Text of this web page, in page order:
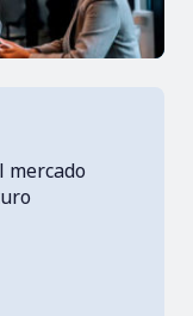
mercado